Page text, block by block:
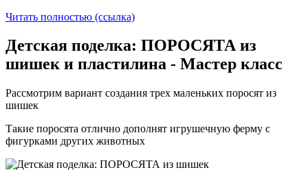
Читать полностью (ссылка)
Детская поделка: ПОРОСЯТА из
шишек и пластилина - Мастер класс
Рассмотрим вариант создания трех маленьких поросят из
шишек
Такие поросята отлично дополнят игрушечную ферму с
фигурками других животных